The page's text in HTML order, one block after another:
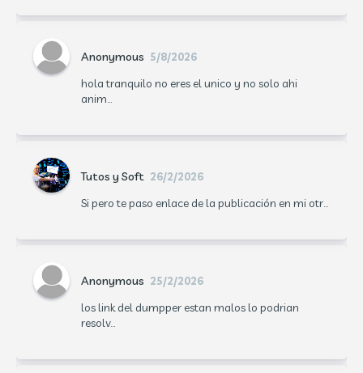
Anonymous 5/8/2026
hola tranquilo no eres el unico y no solo ahi
anim...
Tutos y Soft 26/2/2026
Si pero te paso enlace de la publicación en mi otr...
Anonymous 25/2/2026
los link del dumpper estan malos lo podrian
resolv...